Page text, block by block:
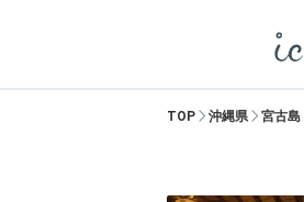
TOP 沖縄県 宮古島